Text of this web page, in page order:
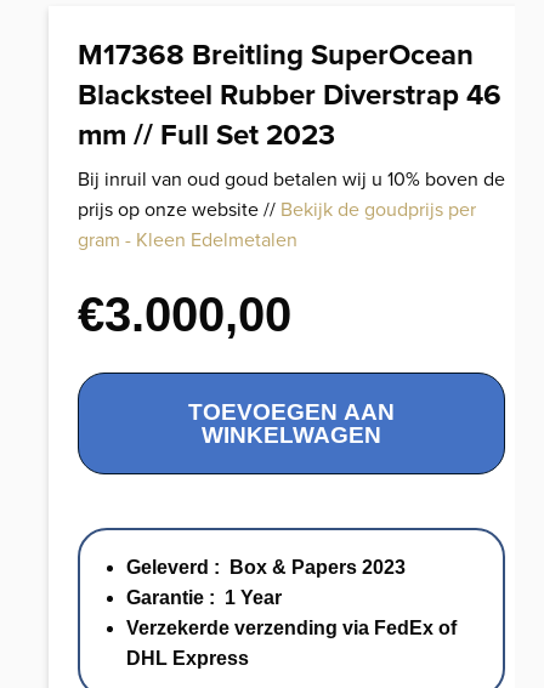
M17368 Breitling SuperOcean
Blacksteel Rubber Diverstrap 46
mm // Full Set 2023
Bij inruil van oud goud betalen wij u 10% boven de
prijs op onze website // Bekijk de goudprijs per
gram - Kleen Edelmetalen
€3.000,00
M17368
SuperOcean
Blacksteel
Diverstrap
TOEVOEGEN AAN
WINKELWAGEN
Geleverd : Box & Papers 2023
Garantie : 1 Year
Verzekerde verzending via FedEx of
DHL Express